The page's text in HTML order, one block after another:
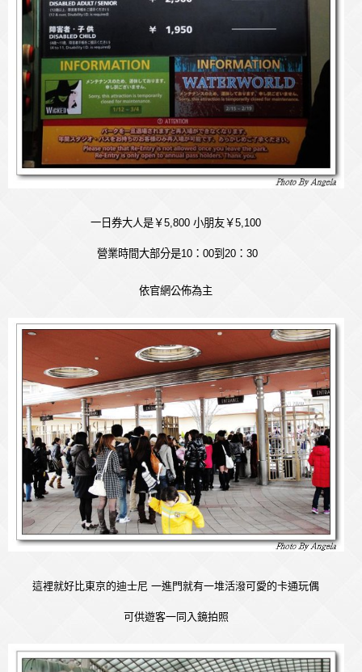
一日券大人是￥5,800小朋友￥5,100
營業時間大部分是10 ：00到 20 ：30
依官網公佈為主
這裡就好比東京的迪士尼 一進門就有一堆活潑可愛的卡通玩偶
可供遊客一同入鏡拍照